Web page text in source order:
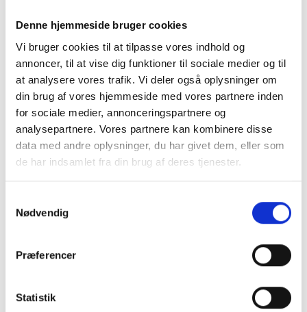
Denne hjemmeside bruger cookies
Vi bruger cookies til at tilpasse vores indhold og
annoncer, til at vise dig funktioner til sociale medier og til
at analysere vores trafik. Vi deler også oplysninger om
din brug af vores hjemmeside med vores partnere inden
for sociale medier, annonceringspartnere og
analysepartnere. Vores partnere kan kombinere disse
data med andre oplysninger, du har givet dem, eller som
de har indsamlet fra din brug af deres tjenester.
Nødvendig
Præferencer
Statistik
Cookie-politik
Om Kjærulff
Torben går på pension
Kurser
Unguisan, strips, 9 x